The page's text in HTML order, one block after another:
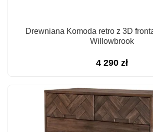
Drewniana Komoda retro z 3D
Willowbrook
4 290 zł